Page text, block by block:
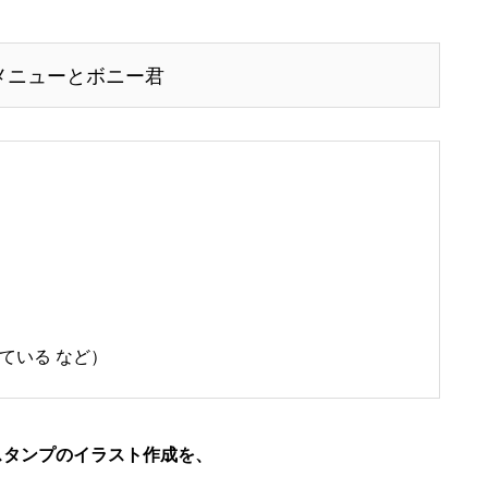
ニューとボニー君
いる など）
ンプのイラスト作成を、